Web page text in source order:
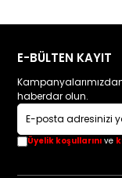
E-BÜLTEN KAYIT
haberdar olun.
Üyelik koşullarını ve